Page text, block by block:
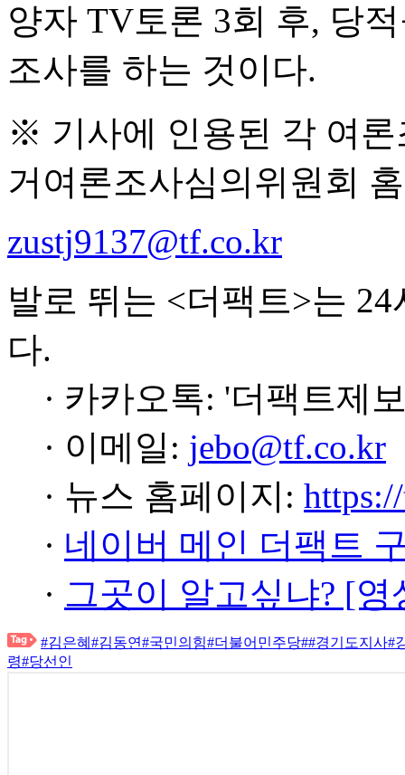
양자 TV토론 3회 후, 당
조사를 하는 것이다.
※ 기사에 인용된 각 여
거여론조사심의위원회
zustj9137@tf.co.kr
발로 뛰는 <더팩트>는
다.
· 카카오톡: '더팩트제
· 이메일: jebo@tf.co.kr
· 뉴스 홈페이지:
· 네이버 메인 더팩트
· 그곳이 알고싶냐? [
#김은혜 #김동연#국민의힘#더불어민주당##경기도지사#
령#당선인